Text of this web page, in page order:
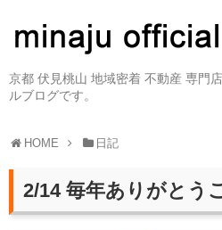
京都 伏見桃山 地域密着 不動産 専門
ルブログです。
HOME 日記
2/14 毎年ありがとう